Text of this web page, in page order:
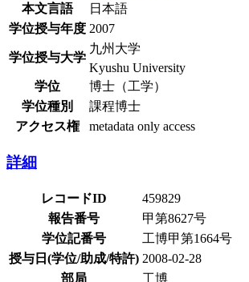
本文言語
日本語
学位授与年度 2007
学位授与大学
九州大学
Kyushu University
学位
博士（工学）
学位種別
課程博士
アクセス権
metadata only access
詳細
レコードID
459829
報告番号
甲第8627号
学位記番号
工博甲第1664号
授与日(学位/助成/特許) 2008-02-28
部局
工博